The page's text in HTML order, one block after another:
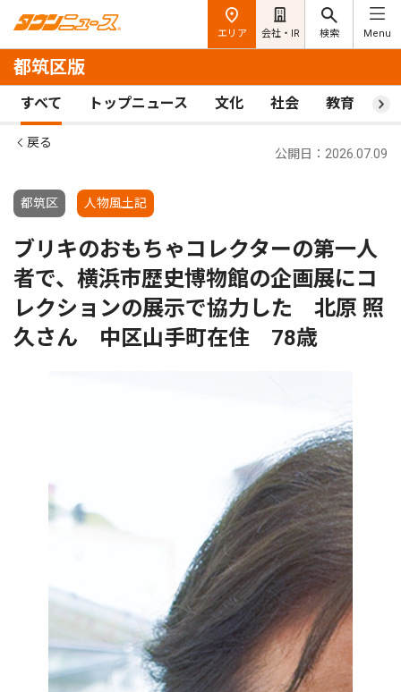
エリア 会社・IR 検索 Menu
都筑区版
すべて トップニュース 文化 社会 教育 ス
戻る
都筑区 人物風土記
公開日：2026.07.09
ブリキのおもちゃコレクターの第一人
者で、横浜市歴史博物館の企画展にコ
レクションの展示で協力した 北原 照
久さん 中区山手町在住 78歳